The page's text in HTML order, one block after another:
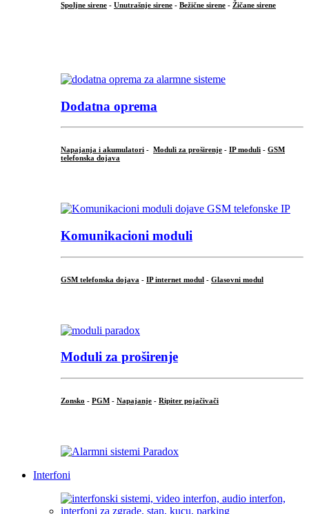
Spoljne sirene - Unutrašnje sirene - Bežične sirene - Žičane sirene
Dodatna oprema
Napajanja i akumulatori - Moduli za proširenje - IP moduli - GSM
telefonska dojava
Komunikacioni moduli
GSM telefonska dojava - IP internet modul - Glasovni modul
Moduli za proširenje
Zonsko - PGM - Napajanje - Ripiter pojačivači
Interfoni